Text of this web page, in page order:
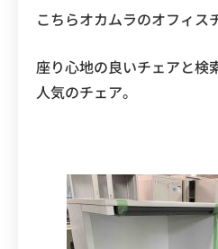
こちらオカムラのオフィス
座り心地の良いチェアと検
人気のチェア。